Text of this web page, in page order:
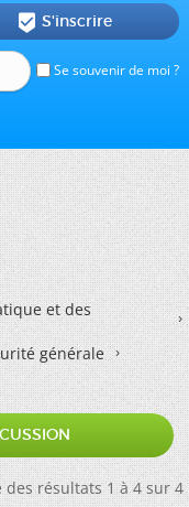
Se souvenir de moi ?
 S'inscrire
et des
générale
des résultats 1 à 4 sur 4